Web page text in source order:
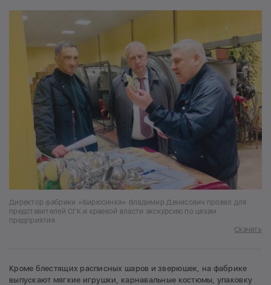
Директор фабрики «Бирюсинка» Владимир Денисович провел для
представителей СГК и краевой власти экскурсию по цехам
предприятия
Скачать
Кроме блестящих расписных шаров и зверюшек, на фабрике
выпускают мягкие игрушки, карнавальные костюмы, упаковку